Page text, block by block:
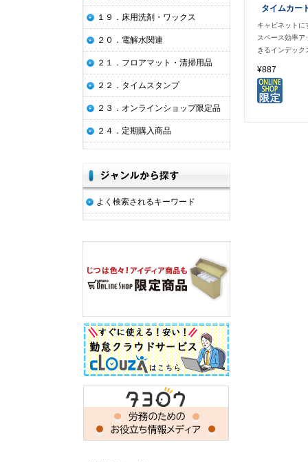
タイムカー
キャビネットに
スペース効率
きるインデック
¥887
１９．床用洗剤・ワックス
２０．電解水関連
２１．フロアマット・清掃用品
２２．タイムスタンプ
２３．オンラインショップ限定品
２４．定期購入商品
よく検索されるキーワード